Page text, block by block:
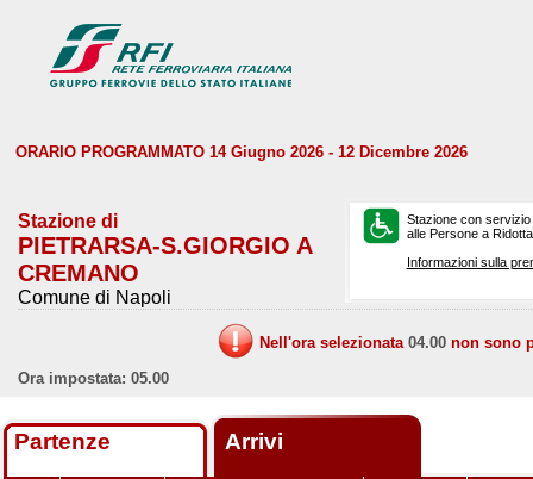
ORARIO PROGRAMMATO 14 Giugno 2026 - 12 Dicembre 2026
Stazione di
PIETRARSA-S.GIORGIO A
CREMANO
Comune di Napoli
Stazione con
alle Persone a
Informazioni sulla
Nell'ora selezionata 04.00 non sono
Ora impostata: 05.00
Partenze Arrivi